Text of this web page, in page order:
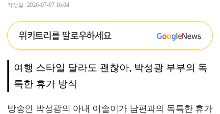
작성일 2026-07-07 16:04
위키트리를 팔로우하세요 GoogleNews
여행 스타일 달라도 괜찮아, 박성광 부부의 독
특한 휴가 방식
방송인 박성광의 아내 이솔이가 남편과의 독특한 휴가